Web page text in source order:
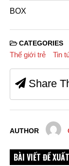
BOX
CATEGORIES
Thế giới trẻ Tin
Share
AUTHOR
BÀI VIẾT ĐỀ XUẤT